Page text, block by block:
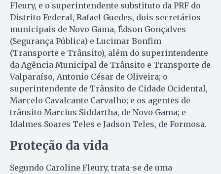
Fleury, e o superintendente substituto da PRF do
Distrito Federal, Rafael Guedes, dois secretários
municipais de Novo Gama, Édson Gonçalves
(Segurança Pública) e Lucimar Bonfim
(Transporte e Trânsito), além do superintendente
da Agência Municipal de Trânsito e Transporte de
Valparaíso, Antonio César de Oliveira; o
superintendente de Trânsito de Cidade Ocidental,
Marcelo Cavalcante Carvalho; e os agentes de
trânsito Marcius Siddartha, de Novo Gama; e
Idalmes Soares Teles e Jadson Teles, de Formosa.
Proteção da vida
Segundo Caroline Fleury, trata-se de uma